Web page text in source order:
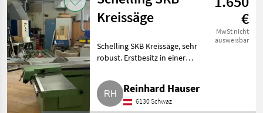
Kategorie 4 Land Filter
AKTUELLER
PFAD
Forsttechnik
Forst Und
Holztechnik
Kreissaegen
Zurücksetzen
Ergebnisse
anzeigen
Kreissäge
€
MwSt nicht
ausweisbar
Schelling SKB Kreissäge, sehr
robust. Erstbesitz in einer
ich sie nicht mehr in der
Tischlerei verwenden, da sie
keine CE-Kennzeichnun
Reinhard Hauser
6130 Schwaz